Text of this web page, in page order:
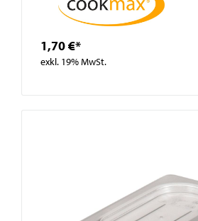
1,70 €*
exkl. 19% MwSt.